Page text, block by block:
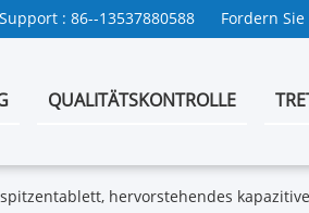
: 86--13537880588 Fordern
QUALITÄTSKONTROLLE
hervorstehendes